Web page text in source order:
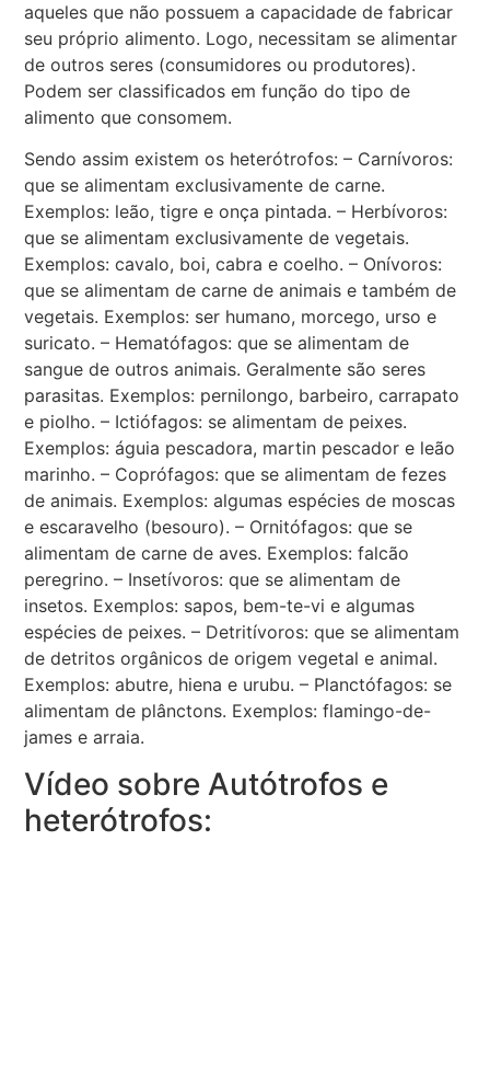
aqueles que não possuem a capacidade de fabricar
seu próprio alimento. Logo, necessitam se alimentar
de outros seres (consumidores ou produtores).
Podem ser classificados em função do tipo de
alimento que consomem.
Sendo assim existem os heterótrofos: – Carnívoros:
que se alimentam exclusivamente de carne.
Exemplos: leão, tigre e onça pintada. – Herbívoros:
que se alimentam exclusivamente de vegetais.
Exemplos: cavalo, boi, cabra e coelho. – Onívoros:
que se alimentam de carne de animais e também de
vegetais. Exemplos: ser humano, morcego, urso e
suricato. – Hematófagos: que se alimentam de
sangue de outros animais. Geralmente são seres
parasitas. Exemplos: pernilongo, barbeiro, carrapato
e piolho. – Ictiófagos: se alimentam de peixes.
Exemplos: águia pescadora, martin pescador e leão
marinho. – Coprófagos: que se alimentam de fezes
de animais. Exemplos: algumas espécies de moscas
e escaravelho (besouro). – Ornitófagos: que se
alimentam de carne de aves. Exemplos: falcão
peregrino. – Insetívoros: que se alimentam de
insetos. Exemplos: sapos, bem-te-vi e algumas
espécies de peixes. – Detritívoros: que se alimentam
de detritos orgânicos de origem vegetal e animal.
Exemplos: abutre, hiena e urubu. – Planctófagos: se
alimentam de plânctons. Exemplos: flamingo-de-
james e arraia.
Vídeo sobre Autótrofos e
heterótrofos: